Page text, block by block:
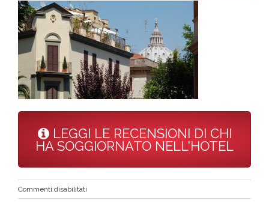
LEGGI LE RECENSIONI DI CHI
HA SOGGIORNATO NELL'HOTEL
Commenti disabilitati
ResidenceVaticanSuites.jpg